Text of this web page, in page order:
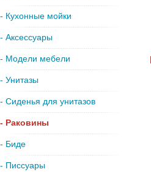
- Кухонные мойки
- Аксессуары
- Модели мебели
- Унитазы
- Сиденья для унитазов
- Раковины
- Биде
- Писсуары